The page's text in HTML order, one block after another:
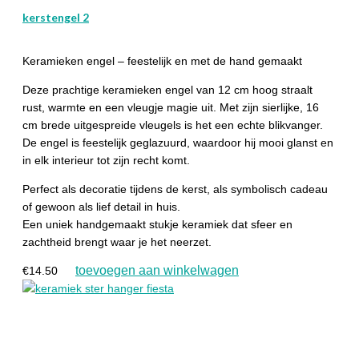
kerstengel 2
Keramieken engel – feestelijk en met de hand gemaakt
Deze prachtige keramieken engel van 12 cm hoog straalt
rust, warmte en een vleugje magie uit. Met zijn sierlijke, 16
cm brede uitgespreide vleugels is het een echte blikvanger.
De engel is feestelijk geglazuurd, waardoor hij mooi glanst en
in elk interieur tot zijn recht komt.
Perfect als decoratie tijdens de kerst, als symbolisch cadeau
of gewoon als lief detail in huis.
Een uniek handgemaakt stukje keramiek dat sfeer en
zachtheid brengt waar je het neerzet.
€14.50 toevoegen aan winkelwagen